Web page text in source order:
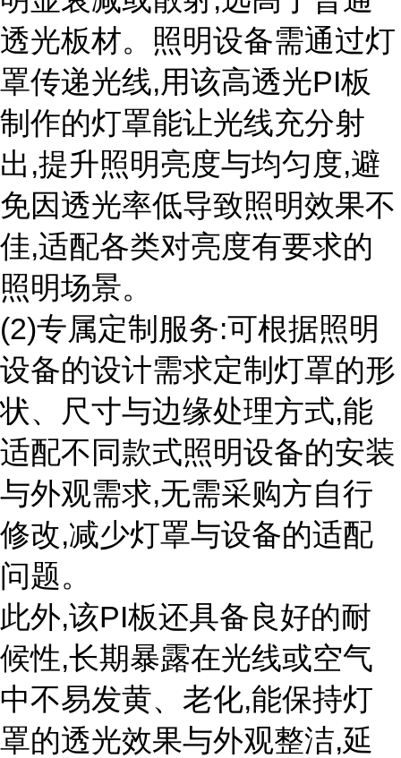
透光板材。照明设备需通过灯
罩传递光线,用该高透光PI板
制作的灯罩能让光线充分射
出,提升照明亮度与均匀度,避
免因透光率低导致照明效果不
佳,适配各类对亮度有要求的
照明场景。
(2)专属定制服务:可根据照明
设备的设计需求定制灯罩的形
状、尺寸与边缘处理方式,能
适配不同款式照明设备的安装
与外观需求,无需采购方自行
修改,减少灯罩与设备的适配
问题。
此外,该PI板还具备良好的耐
候性,长期暴露在光线或空气
中不易发黄、老化,能保持灯
罩的透光效果与外观整洁,延